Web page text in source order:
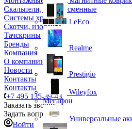
Скальпели, лезвия сменные
Системы хранения
Скотчи, изолента
Тачскрины
Бренды
Компания
О компании
Новости
Контакты
Контакты
+7 495 135-39-43
Заказать звонок
Задать вопрос
Войти
LeEco
Realme
Prestigio
Wileyfox
Мегафон
Универсальные